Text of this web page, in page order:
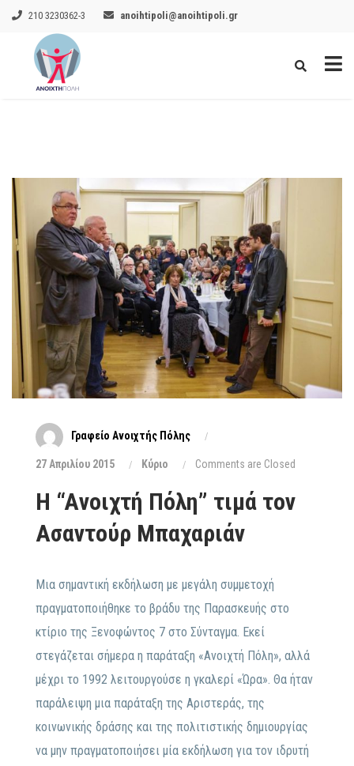
210 3230362-3 anoihtipoli@anoihtipoli.gr
Γραφείο Ανοιχτής Πόλης
27 Απριλίου 2015 Κύριο Comments are Closed
H “Aνοιχτή Πόλη” τιμά τον
Ασαντούρ Μπαχαριάν
Μια σημαντική εκδήλωση με μεγάλη συμμετοχή
πραγματοποιήθηκε το βράδυ της Παρασκευής στο
κτίριο της Ξενοφώντος 7 στο Σύνταγμα. Εκεί
στεγάζεται σήμερα η παράταξη «Ανοιχτή Πόλη», αλλά
μέχρι το 1992 λειτουργούσε η γκαλερί «Ώρα». Θα ήταν
παράλειψη μια παράταξη της Αριστεράς, της
κοινωνικής δράσης και της πολιτιστικής δημιουργίας
να μην πραγματοποιήσει μία εκδήλωση για τον ιδρυτή